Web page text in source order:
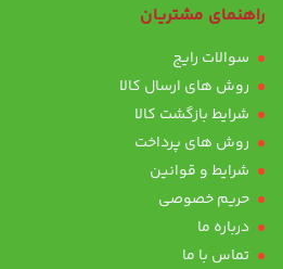
راهنمای مشتریان
سوالات رایج
روش های ارسال کالا
شرایط بازگشت کالا
روش های پرداخت
شرایط و قوانین
حریم خصوصی
درباره ما
تماس با ما